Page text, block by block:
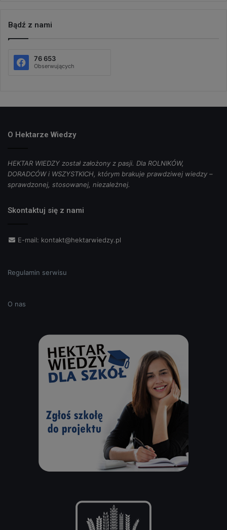
Bądź z nami
76 653
Obserwujących
O Hektarze Wiedzy
HEKTAR WIEDZY został założony z pasji. Dla ROLNIKÓW,
DORADCÓW i WSZYSTKICH, którym brakuje prawdziwej wiedzy –
sprawdzonej, stosowanej, niezależnej.
Skontaktuj się z nami
E-mail: kontakt@hektarwiedzy.pl
Regulamin serwisu
O nas